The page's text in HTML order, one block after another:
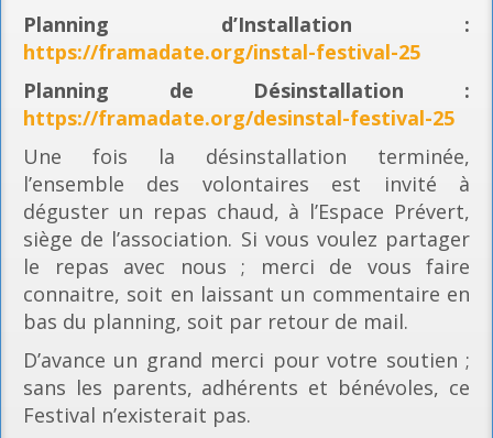
Planning d’Installation :
https://framadate.org/instal-festival-25
Planning de Désinstallation :
https://framadate.org/desinstal-festival-25
Une fois la désinstallation terminée,
l’ensemble des volontaires est invité à
déguster un repas chaud, à l’Espace Prévert,
siège de l’association. Si vous voulez partager
le repas avec nous ; merci de vous faire
connaitre, soit en laissant un commentaire en
bas du planning, soit par retour de mail.
D’avance un grand merci pour votre soutien ;
sans les parents, adhérents et bénévoles, ce
Festival n’existerait pas.